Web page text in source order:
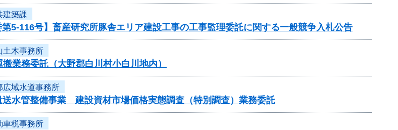
建築課
第5-116号】畜産研究所豚舎エリア建設工事の工事監理委託に関する一般競争入札公告
土木事務所
業務委託（大野郡白川村小白川地内）
広域水道事務所
水管整備事業 建設資材市場価格実態調査（特別調査）業務委託
車税事務所